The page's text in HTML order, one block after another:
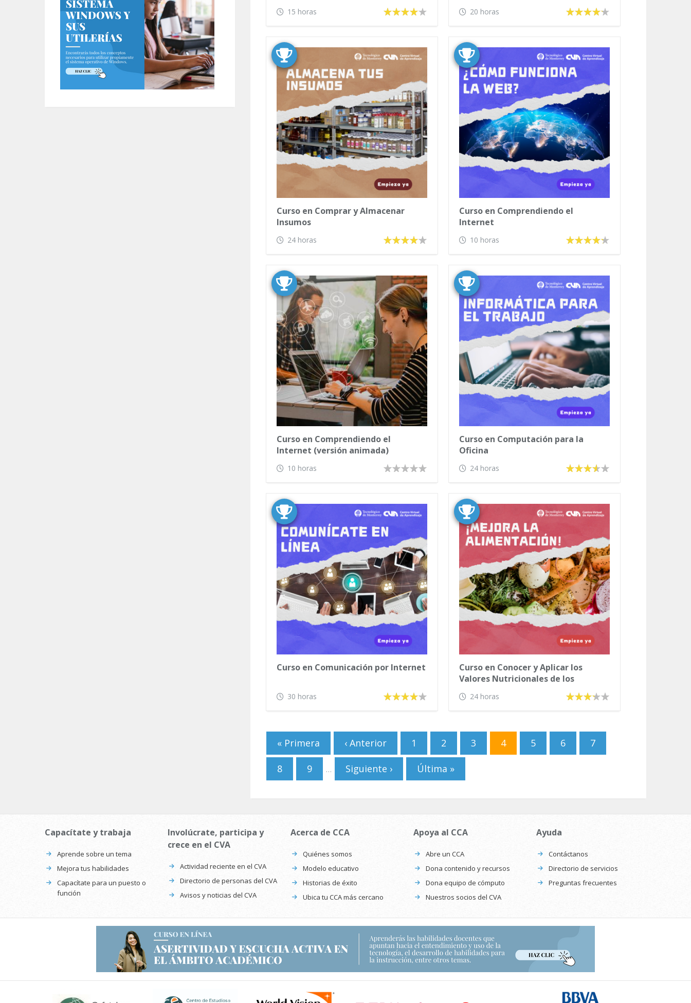
15 horas 20 horas
Curso en Comprar y Almacenar
Insumos
24 horas
Curso en Comprendiendo el
Internet
10 horas
Curso en Comprendiendo el
Internet (versión animada)
10 horas
Curso en Computación para la
Oficina
24 horas
Curso en Comunicación por Internet
30 horas
Curso en Conocer y Aplicar los
Valores Nutricionales de los
24 horas
Páginas
« Primera ‹ Anterior 1 2 3 4 5 6 7
8 9 … Siguiente › Última »
Capacítate y trabaja
Aprende sobre un tema
Mejora tus habilidades
Capacítate para un puesto o
función
Involúcrate, participa y
crece en el CVA
Actividad reciente en el CVA
Directorio de personas del CVA
Avisos y noticias del CVA
Acerca de CCA
Quiénes somos
Modelo educativo
Historias de éxito
Ubica tu CCA más cercano
Apoya al CCA
Abre un CCA
Dona contenido y recursos
Dona equipo de cómputo
Nuestros socios del CVA
Ayuda
Contáctanos
Directorio de servicios
Preguntas frecuentes